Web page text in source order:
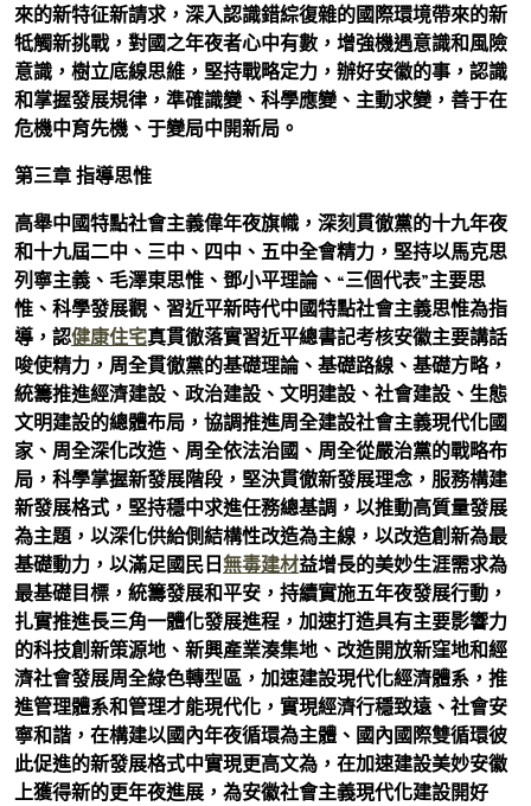
來的新特征新請求，深入認識錯綜復雜的國際環境帶來的新
牴觸新挑戰，對國之年夜者心中有數，增強機遇意識和風險
意識，樹立底線思維，堅持戰略定力，辦好安徽的事，認識
和掌握發展規律，準確識變、科學應變、主動求變，善于在
危機中育先機、于變局中開新局。
第三章 指導思惟
高舉中國特點社會主義偉年夜旗幟，深刻貫徹黨的十九年夜
和十九屆二中、三中、四中、五中全會精力，堅持以馬克思
列寧主義、毛澤東思惟、鄧小平理論、“三個代表”主要思
惟、科學發展觀、習近平新時代中國特點社會主義思惟為指
導，認健康住宅真貫徹落實習近平總書記考核安徽主要講話
唆使精力，周全貫徹黨的基礎理論、基礎路線、基礎方略，
統籌推進經濟建設、政治建設、文明建設、社會建設、生態
文明建設的總體布局，協調推進周全建設社會主義現代化國
家、周全深化改造、周全依法治國、周全從嚴治黨的戰略布
局，科學掌握新發展階段，堅決貫徹新發展理念，服務構建
新發展格式，堅持穩中求進任務總基調，以推動高質量發展
為主題，以深化供給側結構性改造為主線，以改造創新為最
基礎動力，以滿足國民日 無毒建材益增長的美妙生涯需求為
最基礎目標，統籌發展和平安，持續實施五年夜發展行動，
扎實推進長三角一體化發展進程，加速打造具有主要影響力
的科技創新策源地、新興產業湊集地、改造開放新窪地和經
濟社會發展周全綠色轉型區，加速建設現代化經濟體系，推
進管理體系和管理才能現代化，實現經濟行穩致遠、社會安
寧和諧，在構建以國內年夜循環為主體、國內國際雙循環彼
此促進的新發展格式中實現更高文為，在加速建設美妙安徽
上獲得新的更年夜進展，為安徽社會主義現代化建設開好